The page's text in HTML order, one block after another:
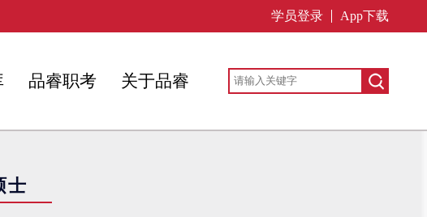
学员登录 App下载
品睿职考 关于品睿
士